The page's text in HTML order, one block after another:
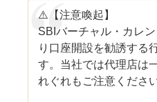
⚠️【注意喚起】
SBIバーチャル・カレ
り口座開設を勧誘する
す。当社では代理店は
れぐれもご注意くださ